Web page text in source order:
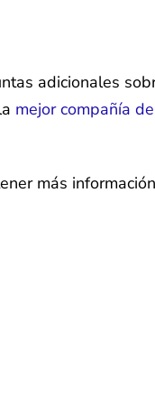
adicionales
mejor compañía
más